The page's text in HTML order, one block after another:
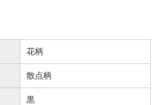
花柄
散点柄
黒